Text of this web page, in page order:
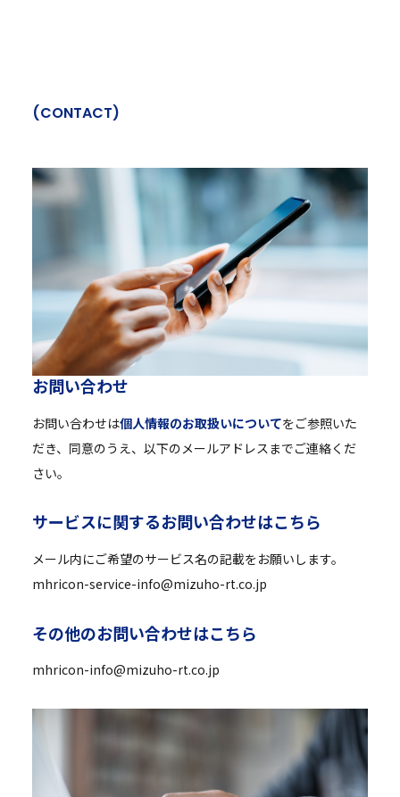
(CONTACT)
お問い合わせ
お問い合わせは個人情報のお取扱いについてをご参照いた
だき、同意のうえ、以下のメールアドレスまでご連絡くだ
さい。
サービスに関するお問い合わせはこちら
メール内にご希望のサービス名の記載をお願いします。
mhricon-service-info@mizuho-rt.co.jp
その他のお問い合わせはこちら
mhricon-info@mizuho-rt.co.jp